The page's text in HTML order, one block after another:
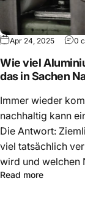
Apr 24, 2025 0
Wie viel
das in Sachen
Immer wieder
nachhaltig kann
Die Antwort:
viel tatsächlich
wird und welchen
Read more